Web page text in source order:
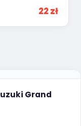
22 zł
Grand